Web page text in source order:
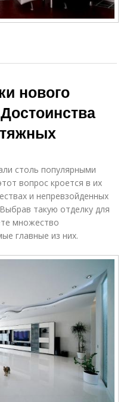
Теневой потолок
Потолки по
материалу
Потолки в дизайне
Материалы для
натяжных потолков
нового
столь популярными
вопрос кроется в их
и непревзойденных
такую отделку для
множество
главные из них.